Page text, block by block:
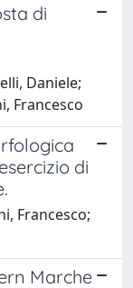
di
Daniele;
Francesco
di
Francesco;
Marche